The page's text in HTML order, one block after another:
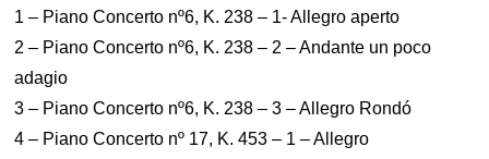
1 – Piano Concerto nº6, K. 238 – 1- Allegro aperto
2 – Piano Concerto nº6, K. 238 – 2 – Andante un poco
adagio
3 – Piano Concerto nº6, K. 238 – 3 – Allegro Rondó
4 – Piano Concerto nº 17, K. 453 – 1 – Allegro